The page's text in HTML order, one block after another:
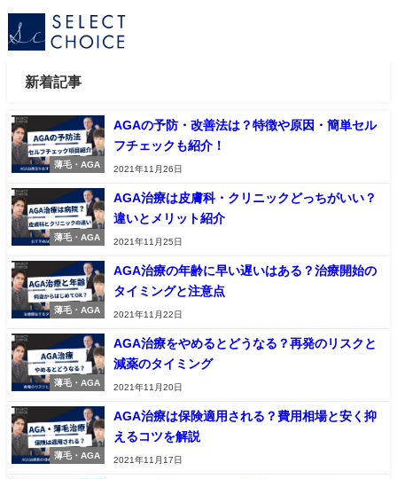
新着記事
薄毛・AGA
AGAの予防・改善法は？特徴や原因・簡単セル
フチェックも紹介！
2021年11月26日
薄毛・AGA
AGA治療は皮膚科・クリニックどっちがいい？
違いとメリット紹介
2021年11月25日
薄毛・AGA
AGA治療の年齢に早い遅いはある？治療開始の
タイミングと注意点
2021年11月22日
薄毛・AGA
AGA治療をやめるとどうなる？再発のリスクと
減薬のタイミング
2021年11月20日
薄毛・AGA
AGA治療は保険適用される？費用相場と安く抑
えるコツを解説
2021年11月17日